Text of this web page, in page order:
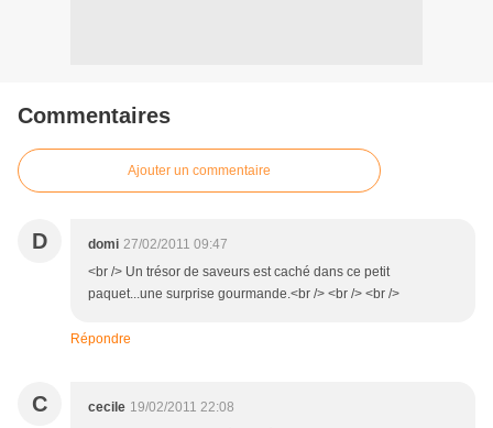
Commentaires
Ajouter un commentaire
D domi 27/02/2011 09:47
<br /> Un trésor de saveurs est caché dans ce petit
paquet...une surprise gourmande.<br /> <br /> <br />
Répondre
C cecile 19/02/2011 22:08